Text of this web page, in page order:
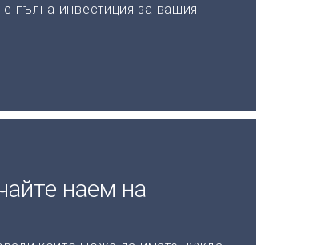
пълна инвестиция за вашия
наем на